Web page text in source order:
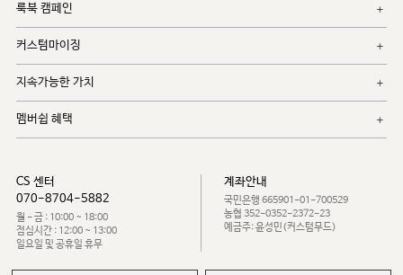
룩북 캠페인
커스텀마이징
지속가능한 가치
멤버쉽 혜택
CS 센터
070-8704-5882
월 - 금 : 10:00 ~ 18:00
점심시간 : 12:00 ~ 13:00
일요일 및 공휴일 휴무
계좌안내
국민은행 665901-01-700529
농협 352-0352-2372-23
예금주: 윤성민(커스텀무드)